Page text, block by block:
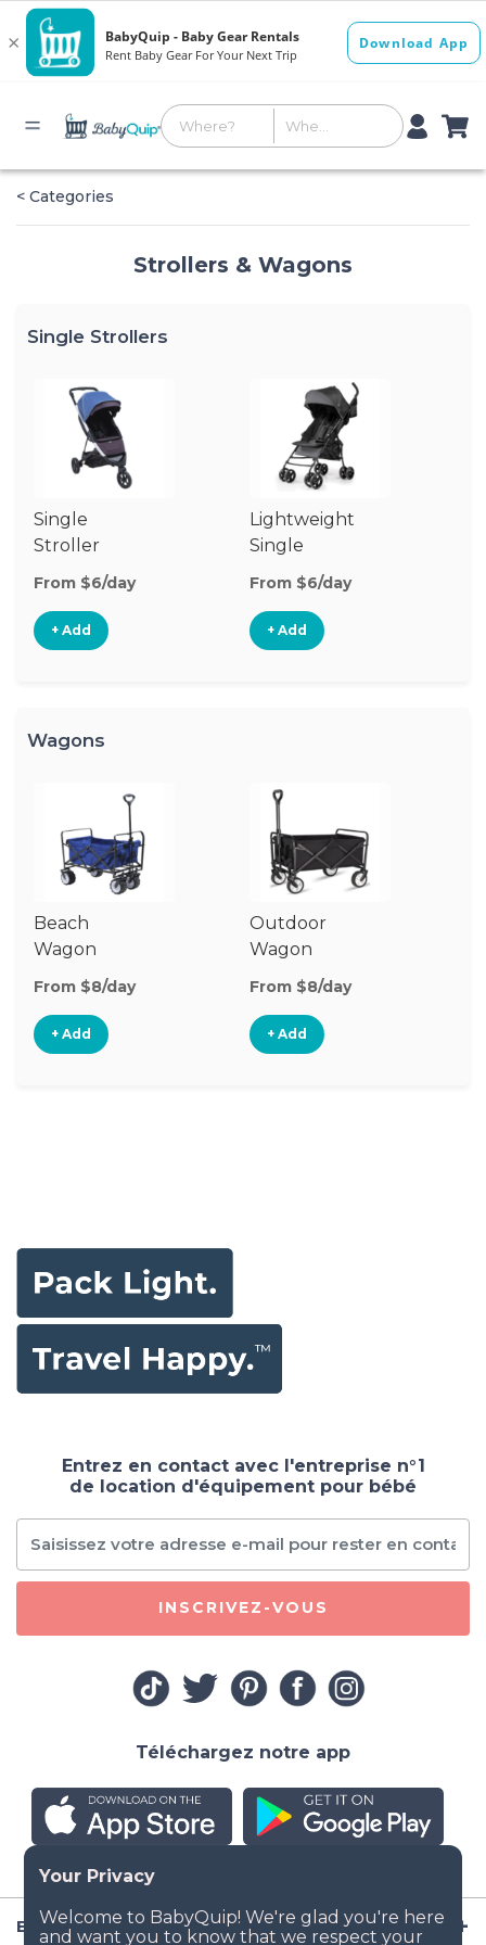
< Categories
Strollers & Wagons
Single Strollers
Single
Stroller
From $6/day
+ Add
Lightweight
Single
Stroller
From $6/day
+ Add
Wagons
Beach
Wagon
From $8/day
+ Add
Outdoor
Wagon
From $8/day
+ Add
Entreprise
Entrez en contact avec l'entreprise n°1
de location d'équipement pour bébé
INSCRIVEZ-VOUS
Téléchargez notre app